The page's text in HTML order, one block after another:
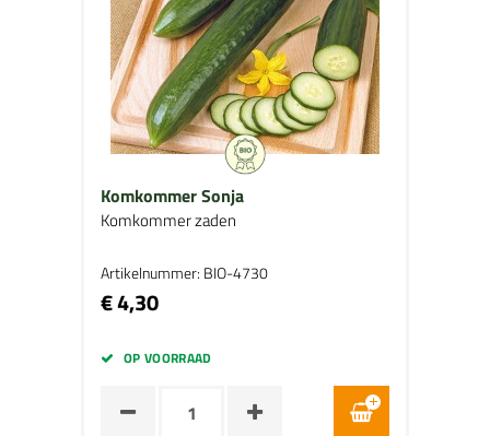
Komkommer Sonja
Komkommer zaden
Artikelnummer: BIO-4730
€ 4,30
OP VOORRAAD